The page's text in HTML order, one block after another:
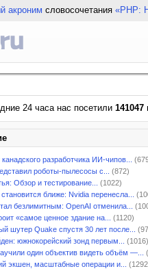
акроним словосочетания «PHP:
24 часа нас посетили
разработчика ИИ-чипов...
роботы-пылесосы с...
(872)
Обзор и тестирование...
(1022)
ближе: Nvidia перенесла...
безлимитным: OpenAI отменила...
«самое ценное здание на...
(1120)
шутер Quake спустя 30 лет после...
южнокорейский зонд первым...
(1016)
один объектив видеть объём —...
экшен, масштабные операции и...